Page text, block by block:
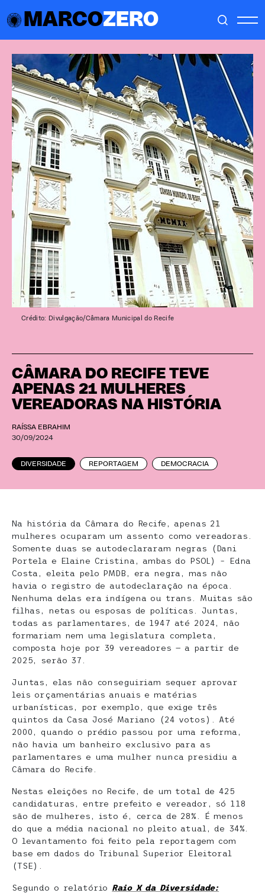
MARCOZERO
CÂMARA DO RECIFE TEVE
APENAS 21 MULHERES
VEREADORAS NA HISTÓRIA
RAÍSSA EBRAHIM
30/09/2024
DIVERSIDADE REPORTAGEM DEMOCRACIA
Crédito: Divulgação/Câmara Municipal do Recife
Na história da Câmara do Recife, apenas 21
mulheres ocuparam um assento como vereadoras.
Somente duas se autodeclararam negras (Dani
Portela e Elaine Cristina, ambas do PSOL) – Edna
Costa, eleita pelo PMDB, era negra, mas não
havia o registro de autodeclaração na época.
Nenhuma delas era indígena ou trans. Muitas são
filhas, netas ou esposas de políticas. Juntas,
todas as parlamentares, de 1947 até 2024, não
formariam nem uma legislatura completa,
composta hoje por 39 vereadores — a partir de
2025, serão 37.
Juntas, elas não conseguiriam sequer aprovar
leis orçamentárias anuais e matérias
urbanísticas, por exemplo, que exige três
quintos da Casa José Mariano (24 votos). Até
2000, quando o prédio passou por uma reforma,
não havia um banheiro exclusivo para as
parlamentares e uma mulher nunca presidiu a
Câmara do Recife.
Nestas eleições no Recife, de um total de 425
candidaturas, entre prefeito e vereador, só 118
são de mulheres, isto é, cerca de 28%. É menos
do que a média nacional no pleito atual, de 34%.
O levantamento foi feito pela reportagem com
base em dados do Tribunal Superior Eleitoral
(TSE).
Segundo o relatório Raio X da Diversidade: